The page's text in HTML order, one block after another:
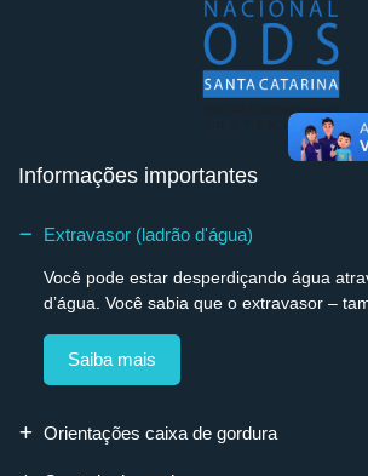
Informações importantes
Extravasor (ladrão d'água)
Você pode estar desperdiçando água
d’água. Você sabia que o extravasor –
Saiba mais
Orientações caixa de gordura